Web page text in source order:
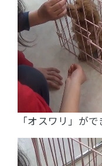
「オスワリ」が